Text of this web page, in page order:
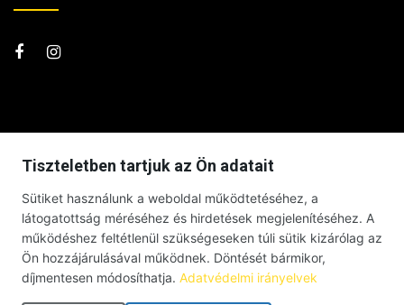
Tiszteletben tartjuk az Ön adatait
Sütiket használunk a weboldal működtetéséhez, a
látogatottság méréséhez és hirdetések megjelenítéséhez. A
működéshez feltétlenül szükségeseken túli sütik kizárólag az
Ön hozzájárulásával működnek. Döntését bármikor,
díjmentesen módosíthatja. Adatvédelmi irányelvek